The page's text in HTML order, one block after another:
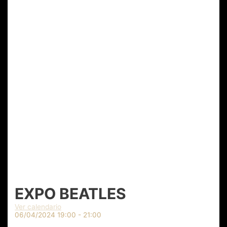
EXPO BEATLES
Ver calendario
06/04/2024 19:00 - 21:00